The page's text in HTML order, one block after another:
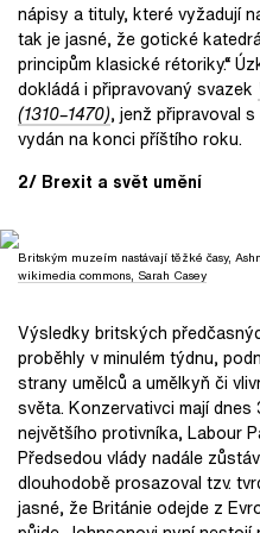
nápisy a tituly, které vyžadují
tak je jasné, že gotické
principům klasické rétoriky.“
dokládá i připravovaný svazek
(1310–1470), jenž připravoval
vydán na konci příštího roku.
2/ Brexit a svět umění
Britským muzeím nastávají těžké časy,
wikimedia commons, Sarah Casey
Výsledky britských
proběhly v minulém týdnu,
strany umělců a umělkyň či
světa. Konzervativci mají
největšího protivníka, Labour
Předsedou vlády nadále
dlouhodobě prosazoval tzv.
jasné, že Británie odejde z